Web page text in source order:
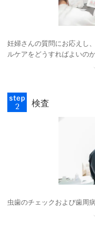
妊婦さんの質問にお応えし
ルケアをどうすればよいの
検査
虫歯のチェックおよび歯周